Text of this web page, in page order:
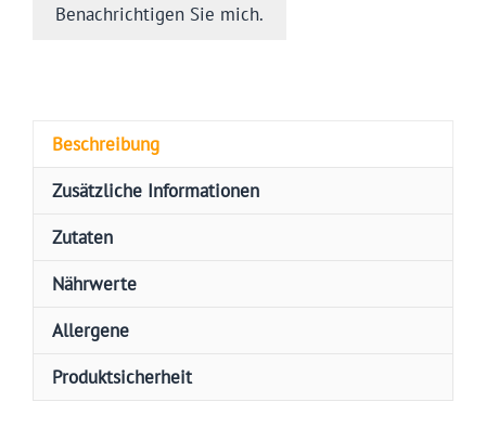
Benachrichtigen Sie mich.
Beschreibung
Zusätzliche Informationen
Zutaten
Nährwerte
Allergene
Produktsicherheit